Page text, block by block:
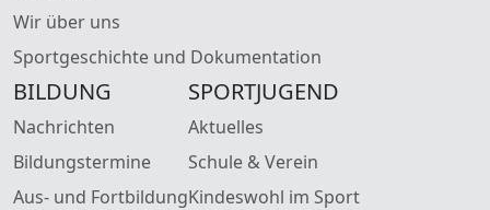
Wir über uns
Sportgeschichte und Dokumentation
BILDUNG
Nachrichten
Bildungstermine
Aus- und Fortbildung
SPORTJUGEND
Aktuelles
Schule & Verein
Kindeswohl im Sport